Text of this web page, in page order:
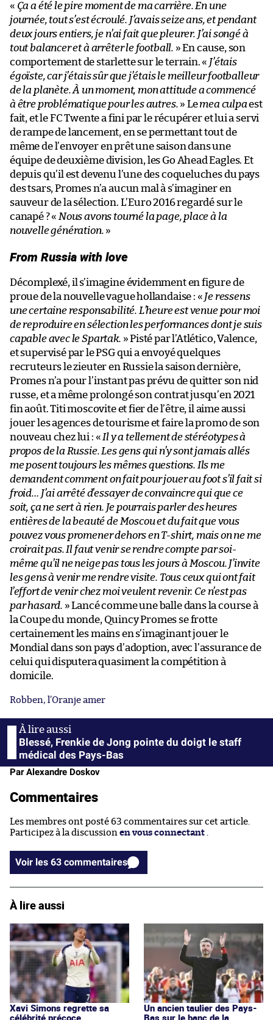
« Ça a été le pire moment de ma carrière. En une
journée, tout s’est écroulé. J’avais seize ans, et pendant
deux jours entiers, je n’ai fait que pleurer. J’ai songé à
tout balancer et à arrêter le football. » En cause, son
comportement de starlette sur le terrain. « J’étais
égoïste, car j’étais sûr que j’étais le meilleur footballeur
de la planète. À un moment, mon attitude a commencé
à être problématique pour les autres. » Lemea culpaest
fait, et le FC Twente a fini par le récupérer et lui a servi
de rampe de lancement, en se permettant tout de
même de l’envoyer en prêt une saison dans une
équipe de deuxième division, les Go Ahead Eagles. Et
depuis qu’il est devenu l’une des coqueluches du pays
des tsars, Promes n’a aucun mal à s’imaginer en
sauveur de la sélection. L’Euro 2016 regardé sur le
canapé ? « Nous avons tourné la page, place à la
nouvelle génération. »
From Russia with love
Décomplexé, il s’imagine évidemment en figure de
proue de la nouvelle vague hollandaise : « Je ressens
une certaine responsabilité. L’heure est venue pour moi
de reproduire en sélection les performances dont je suis
capable avec le Spartak. » Pisté par l’Atlético, Valence,
et supervisé par le PSG qui a envoyé quelques
recruteurs le zieuter en Russie la saison dernière,
Promes n’a pour l’instant pas prévu de quitter son nid
russe, et a même prolongé son contrat jusqu’en 2021
fin août. Titi moscovite et fier de l’être, il aime aussi
jouer les agences de tourisme et faire la promo de son
nouveau chez lui : « Il y a tellement de stéréotypes à
propos de la Russie. Les gens qui n’y sont jamais allés
me posent toujours les mêmes questions. Ils me
demandent comment on fait pour jouer au foot s’il fait si
froid… J’ai arrêté d’essayer de convaincre qui que ce
soit, ça ne sert à rien. Je pourrais parler des heures
entières de la beauté de Moscou et du fait que vous
pouvez vous promener dehors en T-shirt, mais on ne me
croirait pas. Il faut venir se rendre compte par soi-
même qu’il ne neige pas tous les jours à Moscou. J’invite
les gens à venir me rendre visite. Tous ceux qui ont fait
l’effort de venir chez moi veulent revenir. Ce n’est pas
par hasard. » Lancé comme une balle dans la course à
la Coupe du monde, Quincy Promes se frotte
certainement les mains en s’imaginant jouer le
Mondial dans son pays d’adoption, avec l’assurance de
celui qui disputera quasiment la compétition à
domicile.
Robben, l’Oranje amer
Blessé, Frenkie de Jong pointe du doigt le staff
médical des Pays-Bas
Par Alexandre Doskov
Commentaires
Les membres ont posté 63 commentaires sur cet article.
Participez à la discussion en vous connectant
Voir les 63 commentaires
À lire aussi
Xavi Simons regrette sa
célébrité précoce
Un ancien taulier des Pays-
Bas sur le banc de la